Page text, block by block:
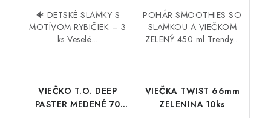
🐠 DETSKÉ SLAMKY S
MOTÍVOM RYBIČIEK – 3
ks Veselé...
POHÁR SMOOTHIES SO
SLAMKOU A VIEČKOM
ZELENÝ 450 ml Trendy...
VIEČKO T.O. DEEP
PASTER MEDENÉ 70
VIEČKA TWIST 66mm
ZELENINA 10ks